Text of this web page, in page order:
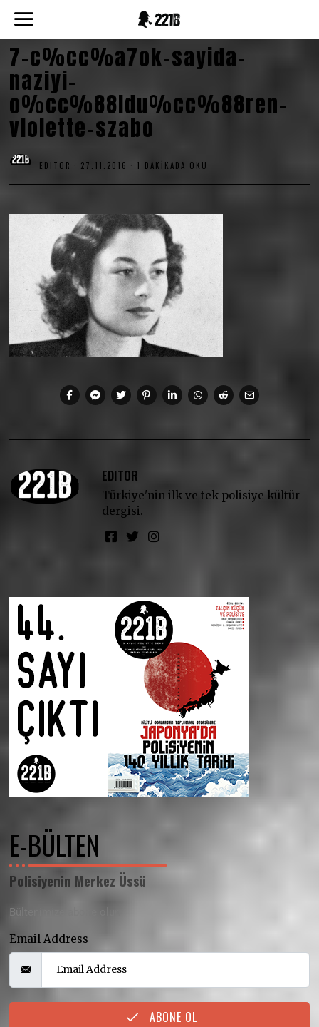
7-c%cc%a7ok-sayida-
naziyi-
o%cc%88ldu%cc%88ren-
violette-szabo
EDITOR 27.11.2016 1 DAKIKADA OKU
EDITOR
Türkiye'nin ilk ve tek polisiye kültür
dergisi.
E-BÜLTEN
Polisiyenin Merkez Üssü
Bültenimize abone olun
Email Address
ABONE OL